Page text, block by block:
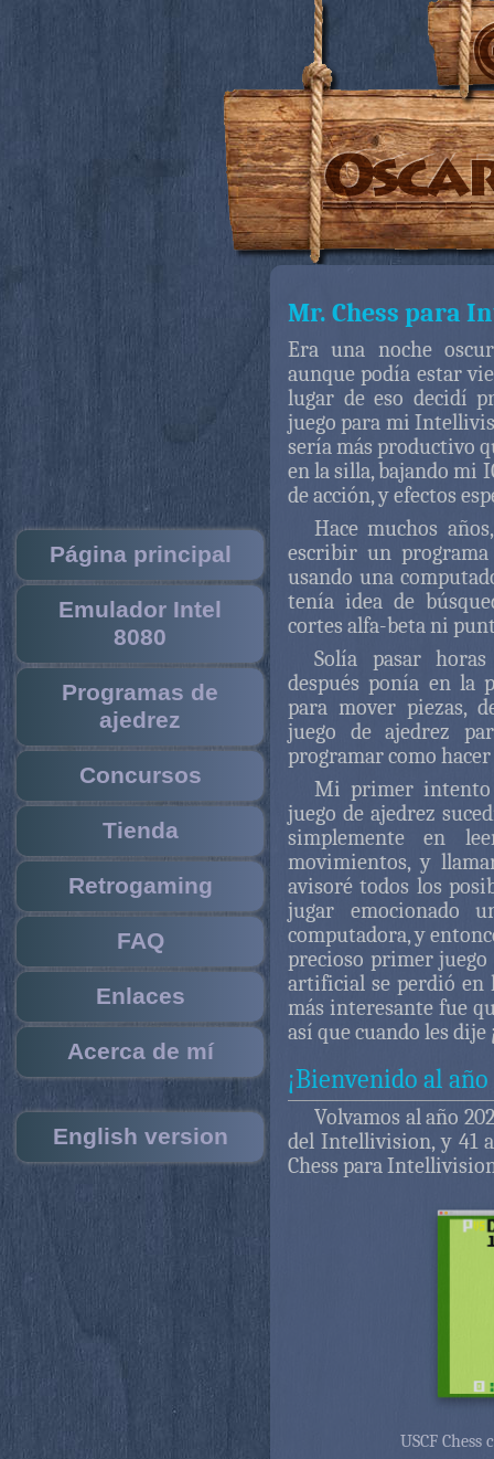
Página principal
Emulador Intel
8080
Programas de
ajedrez
Concursos
Tienda
Retrogaming
FAQ
Enlaces
Acerca de mí
English version
Mr. Chess para
Era una noche
aunque podía estar
lugar de eso decidí
juego para mi
sería más productivo
en la silla, bajando mi
de acción, y efectos
Hace muchos
escribir un programa
usando una
tenía idea de
cortes alfa-beta ni
Solía pasar
después ponía en la
para mover piezas,
juego de ajedrez
programar como
Mi primer intento
juego de ajedrez
simplemente en
movimientos, y
avisoré todos los
jugar emocionado
computadora, y
precioso primer juego
artificial se perdió en
más interesante fue
así que cuando les
¡Bienvenido al año
Volvamos al año
del Intellivision, y 41
Chess para
USCF